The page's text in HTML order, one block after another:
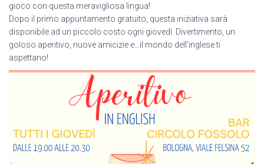
gioco con questa meravigliosa lingua!
Dopo il primo appuntamento gratuito, questa iniziativa sarà
disponibile ad un piccolo costo ogni giovedì. Divertimento, un
goloso aperitivo, nuove amicizie e…il mondo dell’inglese ti
aspettano!